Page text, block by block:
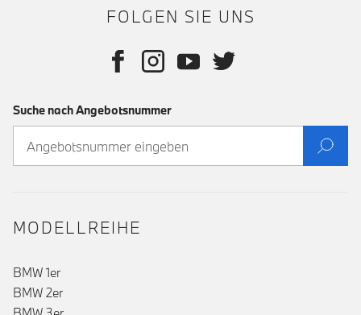
FOLGEN SIE UNS
Suche nach Angebotsnummer
MODELLREIHE
BMW 1er
BMW 2er